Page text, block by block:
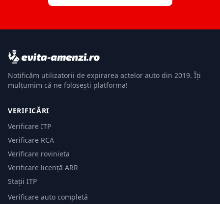
Notificăm utilizatorii de expirarea actelor auto din 2019. Îți
mulțumim că ne folosești platforma!
VERIFICĂRI
Verificare ITP
Verificare RCA
Verificare rovinieta
Verificare licență ARR
Stații ITP
Verificare auto completă